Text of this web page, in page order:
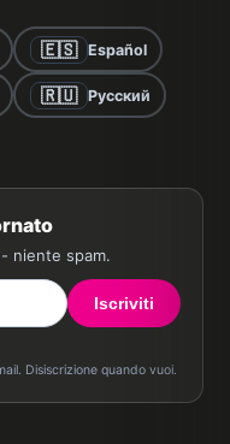
🇪🇸 Español
🇷🇺 Русский
niente spam.
Iscriviti
Disiscrizione quando vuoi.